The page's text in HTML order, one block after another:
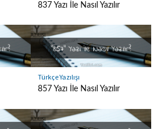
837 Yazı İle Nasıl Yazılır
Türkçe Yazılışı
857 Yazı İle Nasıl Yazılır